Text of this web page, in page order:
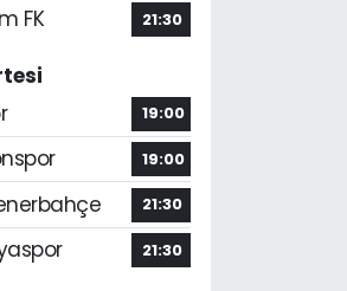
FK
21:30
19:00
19:00
21:30
21:30